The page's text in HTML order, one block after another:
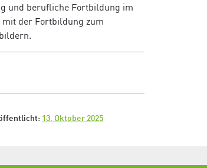
und berufliche Fortbildung im
der Fortbildung zum
13. Oktober 2025